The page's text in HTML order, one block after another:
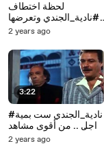
لحظة اختطاف
#نادية_الجندي وتعرضها
للتعذيب
2 years ago
3:22
#نادية_الجندي ست بمية
راجل .. من أقوى مشاهد
فيلم
2 years ago